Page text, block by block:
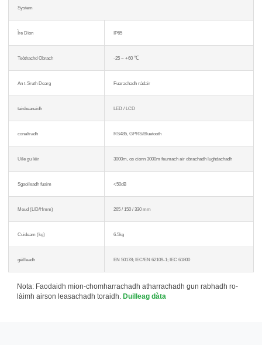
System
Ìre Dìon IP65
Teòthachd Obrach -25 ~ +60 ℃
An t-Sruth Dearg Fuarachadh nàdair
taisbeanaidh LED / LCD
conaltradh RS485, GPRS/Bluetooth
Uile gu lèir 3000m, os cionn 3000m feumach air obrachadh lughdachadh
Sgaoileadh fuaim <50dB
Meud (L/D/Hmm) 265 / 150 / 330 mm
Cuideam (kg) 6.5kg
gèilleadh EN 50178; IEC/EN 62109-1; IEC 61800
Nota: Faodaidh mion-chomharrachadh atharrachadh gun rabhadh ro-
làimh airson leasachadh toraidh.
Duilleag dàta